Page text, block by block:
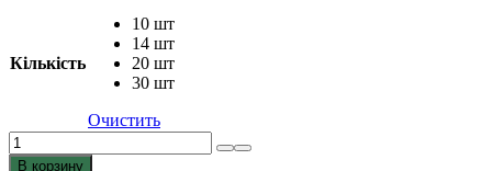
Кількість
10 шт
14 шт
20 шт
30 шт
Очистить
Количество
товара
В корзину